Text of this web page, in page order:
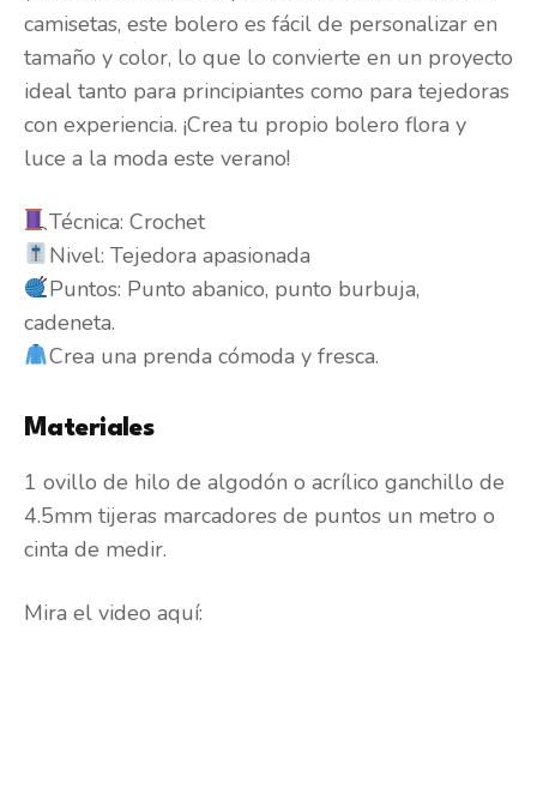
camisetas, este bolero es fácil de personalizar en
tamaño y color, lo que lo convierte en un proyecto
ideal tanto para principiantes como para tejedoras
con experiencia. ¡Crea tu propio bolero flora y
luce a la moda este verano!
Técnica: Crochet
Nivel: Tejedora apasionada
Puntos: Punto abanico, punto burbuja,
cadeneta.
Crea una prenda cómoda y fresca.
Materiales
1 ovillo de hilo de algodón o acrílico ganchillo de
4.5mm tijeras marcadores de puntos un metro o
cinta de medir.
Mira el video aquí: